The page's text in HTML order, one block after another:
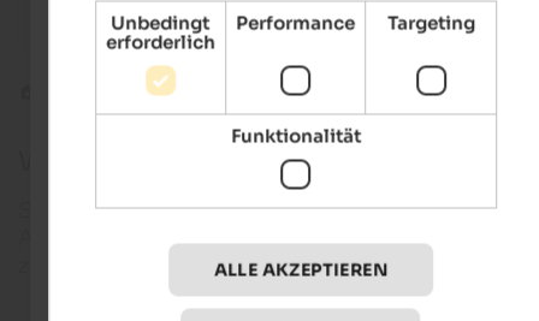
Rieplechnhof
Urlaub auf dem Panorama-Bauernhof | Sand in Taufers
Tauferer Ahrntal St. Johann
Webcams in St. Johann
St. Johann ist einer der größten Orte des Tauferer
Ahrntals. Noch heute ist das Leben dort
Unbedingt
erforderlich
Performance Targeting
Funktionalität
ALLE AKZEPTIEREN